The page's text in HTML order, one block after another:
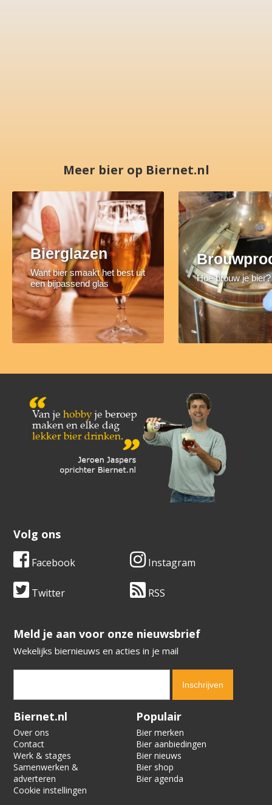
Meer bier op Biernet.nl
Bierglazen
Want bier smaakt het best uit
een bijpassend glas
Hoe brouw je bier?
Volg ons
Facebook Instagram
Twitter RSS
​​​​​​​Meld je aan voor onze nieuwsbrief
Wekelijks biernieuws en acties in je mail
Verification code:
Biernet.nl
Over ons
Contact
Werk & stages
Samenwerken &
adverteren
Cookie instellingen
Populair
Bier merken
Bier aanbiedingen
Bier nieuws
Bier shop
Bier agenda